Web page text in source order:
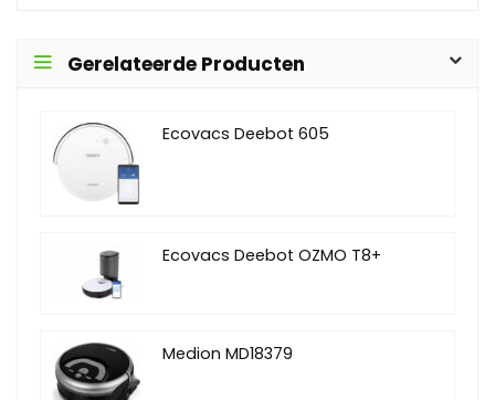
Gerelateerde Producten
Ecovacs Deebot 605
Ecovacs Deebot OZMO T8+
Medion MD18379